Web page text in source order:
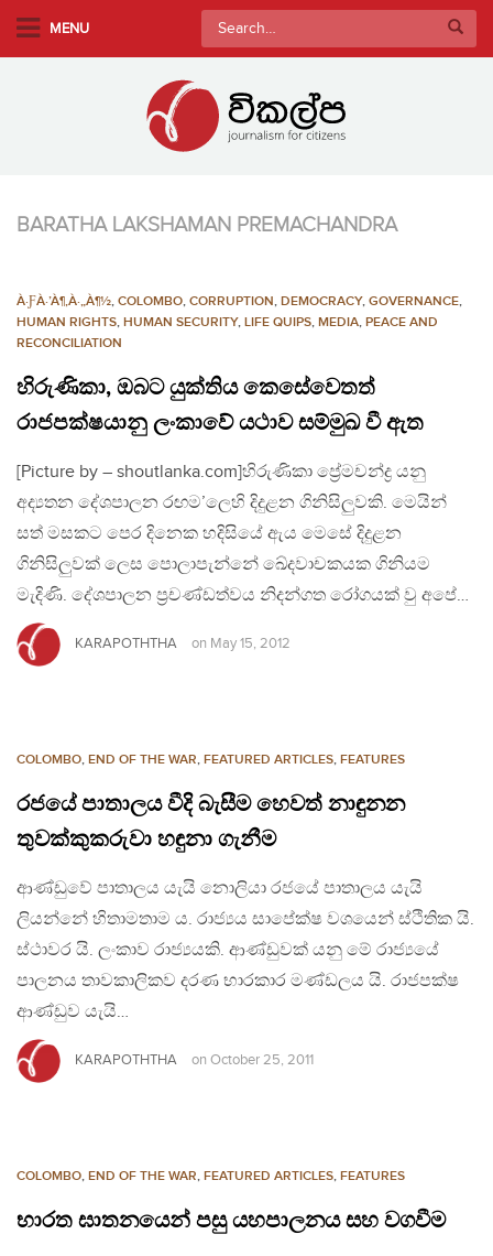
MENU
Search
for:
BARATHA LAKSHAMAN PREMACHANDRA
À·ƑÀ·’À¶‚À·„À¶½, COLOMBO, CORRUPTION, DEMOCRACY, GOVERNANCE,
HUMAN RIGHTS, HUMAN SECURITY, LIFE QUIPS, MEDIA, PEACE AND
RECONCILIATION
හිරුණිකා, ඔබට යුක්තිය කෙසේවෙතත්
රාජපක්ෂයානු ලංකාවේ යථාව සම්මුඛ වී ඇත
[Picture by – shoutlanka.com]හිරුණිකා ප්‍රේමචන්ද්‍ර යනු
අද්‍යතන දේශපාලන රඟම’ලෙහි දිදුළන ගිනිසිලුවකි. මෙයින්
සත් මසකට පෙර දිනෙක හදිසියේ ඇය මෙසේ දිදුළන
ගිනිසිලුවක් ලෙස පොලාපැන්නේ ඛේදවාචකයක ගිනියම
මැදිණි. දේශපාලන ප්‍රචණ්ඩත්වය නිදන්ගත රෝගයක් වු අපේ…
KARAPOTHTHA on May 15, 2012
COLOMBO, END OF THE WAR, FEATURED ARTICLES, FEATURES
රජයේ පාතාලය වීදි බැසීම හෙවත් නාඳුනන
තුවක්කුකරුවා හඳුනා ගැනීම
ආණ්ඩුවේ පාතාලය යැයි නොලියා රජයේ පාතාලය යැයි
ලියන්නේ හිතාමතාම ය. රාජ්‍යය සාපේක්ෂ වශයෙන් ස්ථිතික යි.
ස්ථාවර යි. ලංකාව රාජ්‍යයකි. ආණ්ඩුවක් යනු මේ රාජ්‍යයේ
පාලනය තාවකාලිකව දරණ භාරකාර මණ්ඩලය යි. රාජපක්ෂ
ආණ්ඩුව යැයි…
KARAPOTHTHA on October 25, 2011
COLOMBO, END OF THE WAR, FEATURED ARTICLES, FEATURES
භාරත ඝාතනයෙන් පසු යහපාලනය සහ වගවීම